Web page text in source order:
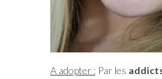
A adopter :Par les